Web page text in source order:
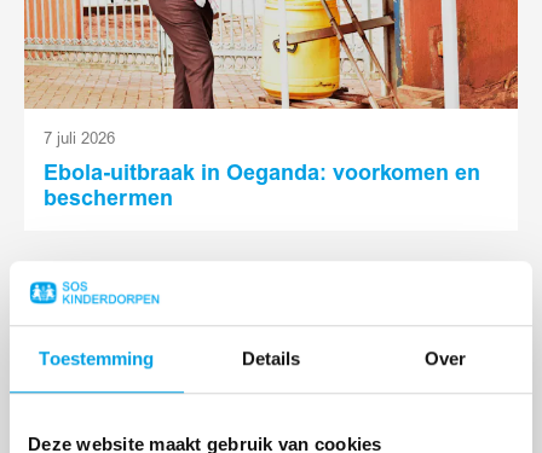
Toestemming Details Over
Deze website maakt gebruik van cookies
7 juli 2026
Ebola-uitbraak in Oeganda: voorkomen en
beschermen
Lees